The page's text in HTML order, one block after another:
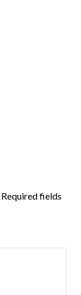
Required fields